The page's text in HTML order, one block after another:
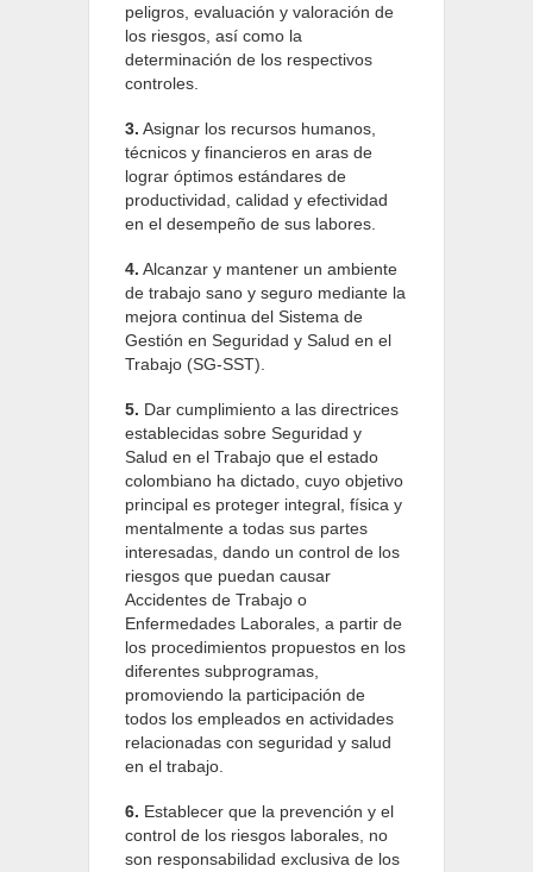
peligros, evaluación y valoración de
los riesgos, así como la
determinación de los respectivos
controles.
3. Asignar los recursos humanos,
técnicos y financieros en aras de
lograr óptimos estándares de
productividad, calidad y efectividad
en el desempeño de sus labores.
4. Alcanzar y mantener un ambiente
de trabajo sano y seguro mediante la
mejora continua del Sistema de
Gestión en Seguridad y Salud en el
Trabajo (SG-SST).
5. Dar cumplimiento a las directrices
establecidas sobre Seguridad y
Salud en el Trabajo que el estado
colombiano ha dictado, cuyo objetivo
principal es proteger integral, física y
mentalmente a todas sus partes
interesadas, dando un control de los
riesgos que puedan causar
Accidentes de Trabajo o
Enfermedades Laborales, a partir de
los procedimientos propuestos en los
diferentes subprogramas,
promoviendo la participación de
todos los empleados en actividades
relacionadas con seguridad y salud
en el trabajo.
6. Establecer que la prevención y el
control de los riesgos laborales, no
son responsabilidad exclusiva de los